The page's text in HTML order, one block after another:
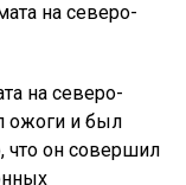
на северо-
на северо-
ожоги и был
что он совершил